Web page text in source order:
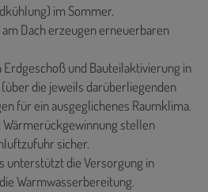
im Sommer.
Dach erzeugen erneuerbaren
Erdgeschoß und Bauteilaktivierung in
die jeweils darüberliegenden
für ein ausgeglichenes Raumklima.
stellen
sicher.
unterstützt die Versorgung in
Warmwasserbereitung.